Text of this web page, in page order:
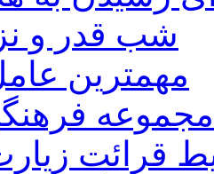
شب قدر و
مهمترین
قرائت